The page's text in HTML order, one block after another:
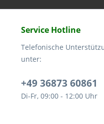
Service Hotline
Telefonische
unter:
+49 36873 60861
Di-Fr, 09:00 - 12:00 Uhr